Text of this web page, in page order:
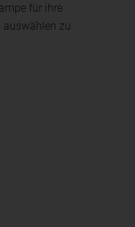
für ihre
auswählen zu